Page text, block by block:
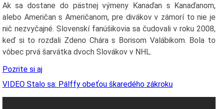
Ak sa dostane do pästnej výmeny Kanaďan s Kanaďanom,
alebo Američan s Američanom, pre divákov v zámorí to nie je
nič nezvyčajné. Slovenskí fanúšikovia sa čudovali v roku 2008,
keď si to rozdali Zdeno Chára s Borisom Valábikom. Bola to
vôbec prvá šarvátka dvoch Slovákov v NHL.
Pozrite si aj
VIDEO Stalo sa: Pálffy obeťou škaredého zákroku